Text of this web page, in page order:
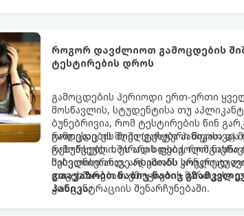
როგორ დავძლიოთ გამოცდების
ტესტირების დროს
გამოცდების პერიოდი ერთ-ერთი
მოსწავლის, სტუდენტისა თუ
ბუნებრივია, რომ ტესტირების წინ
როდესაც ეს მღელვარება პანიკასა
რესურსებს. ხშირად ხდება, რომ
შესვლისთანავე ადამიანს სრულიად
გამოცდების შიში (ტესტური
გამოწვეული. ეს არის ფსიქოლოგიური
საბედნიეროდ, არსებობს
დაგეხმარებათ ემოციების მართვასა
კონცენტრაციის შენარჩუნებაში.
გთავაზობთ ნაბიჯ-ნაბიჯ
პანიკა: